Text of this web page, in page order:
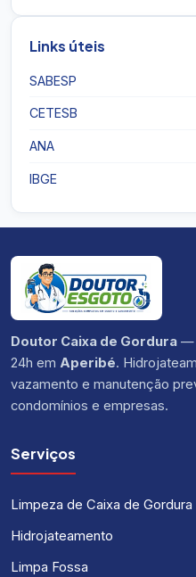
Links úteis
SABESP
CETESB
ANA
IBGE
Doutor Caixa de Gordura —
24h em Aperibé.
vazamento e manutenção
condomínios e empresas.
Serviços
Limpeza de Caixa de Gordura
Hidrojateamento
Limpa Fossa